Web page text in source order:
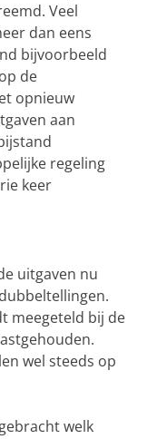
Veel
dan eens
bijvoorbeeld
de
opnieuw
aan
regeling
keer
uitgaven nu
meegeteld bij de
wel steeds op
welk